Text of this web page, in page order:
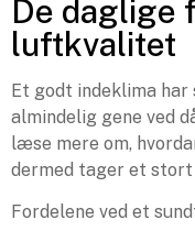
De daglige
luftkvalitet
Et godt indeklima har
almindelig gene ved
læse mere om,
dermed tager et stort
Fordelene ved et